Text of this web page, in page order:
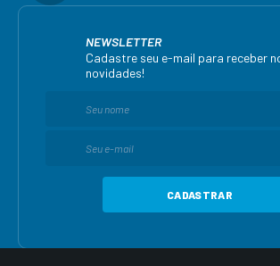
NEWSLETTER
Cadastre seu e-mail para receber
novidades!
CADASTRAR